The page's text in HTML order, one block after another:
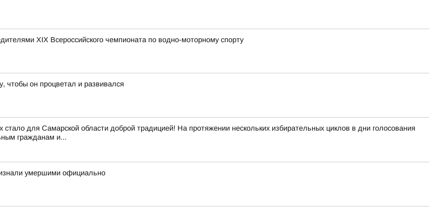
XIX Всероссийского чемпионата по водно-моторному спорту
чтобы он процветал и развивался
для Самарской области доброй традицией! На протяжении нескольких избирательных циклов в дни голосования
гражданам и...
умершими официально